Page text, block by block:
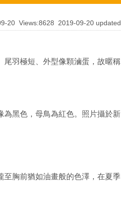
20 Views:8628 2019-09-20 updated
尾羽極短、外型像顆滷蛋，故暱稱
為黑色，母鳥為紅色。照片攝於新
至胸前猶如油畫般的色澤，在夏季